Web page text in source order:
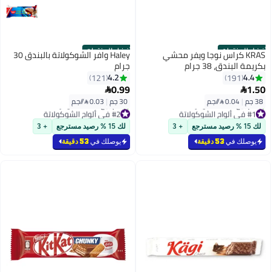
أفضل المنتجات
KRAS كراس نوجا ويفر محشي
بكريمة البندق، 38 جرام
4.4
191
1.50
38 جم |
#1 في ألواح الشوكولاتة
بتخلّص بسرعة
تم بيع +2100 مؤخرًا
#1 في ألواح الشوكولاتة
لك 15 % رصيد مسترجع + 3
يوصلك في53 دقيقة
أفضل المنتجات Haley وافر الشوكولاتة بالبندق 30
جرام
4.2
121
0.99
30 جم |
#2 في ألواح الشوكولاتة
بتخلّص بسرعة
تم بيع +1200 مؤخرًا
#2 في ألواح الشوكولاتة
لك 15 % رصيد مسترجع + 3
يوصلك في53 دقيقة